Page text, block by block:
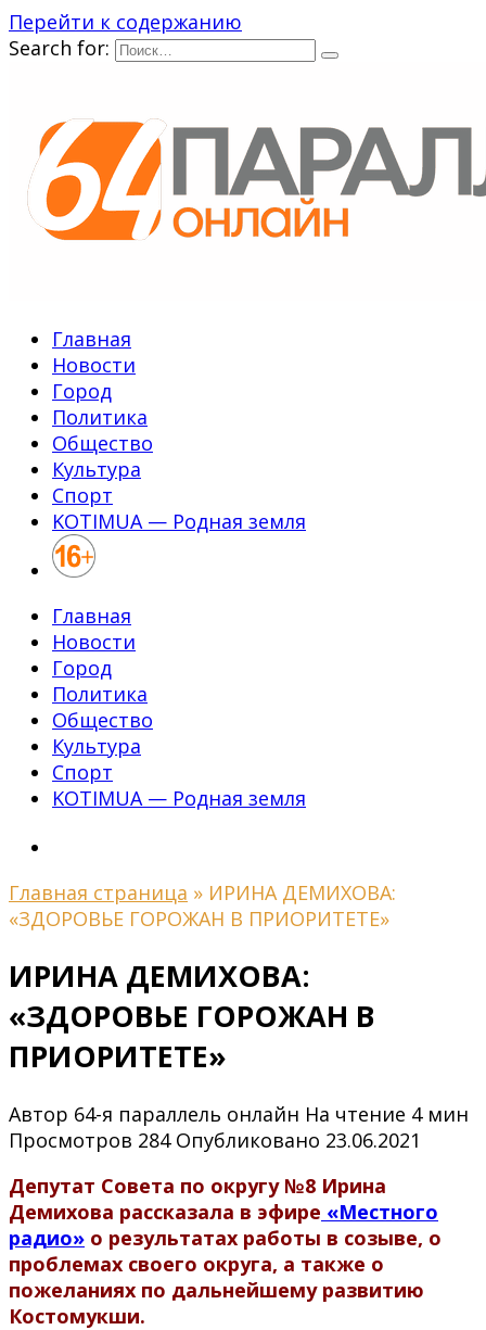
Перейти к содержанию
Search for:
Главная
Новости
Город
Политика
Общество
Культура
Спорт
KOTIMUA — Родная земля
Главная
Новости
Город
Политика
Общество
Культура
Спорт
KOTIMUA — Родная земля
Главная страница » ИРИНА ДЕМИХОВА:
«ЗДОРОВЬЕ ГОРОЖАН В ПРИОРИТЕТЕ»
ИРИНА ДЕМИХОВА:
«ЗДОРОВЬЕ ГОРОЖАН В
ПРИОРИТЕТЕ»
Автор 64-я параллель онлайн На чтение 4 мин
Просмотров 284 Опубликовано 23.06.2021
Депутат Совета по округу №8 Ирина
Демихова рассказала в эфире «Местного
радио» о результатах работы в созыве, о
проблемах своего округа, а также о
пожеланиях по дальнейшему развитию
Костомукши.